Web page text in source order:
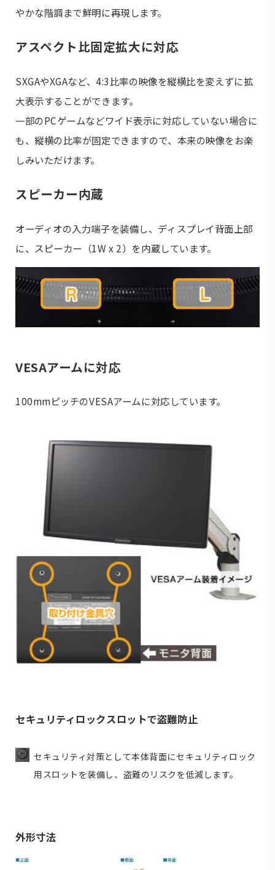
やかな階調まで鮮明に再現します。
アスペクト比固定拡大に対応
SXGAやXGAなど、4:3比率の映像を縦横比を変えずに拡
大表示することができます。
一部のPCゲームなどワイド表示に対応していない場合に
も、縦横の比率が固定できますので、本来の映像をお楽
しみいただけます。
スピーカー内蔵
オーディオの入力端子を装備し、ディスプレイ背面上部
に、スピーカー（1W x 2）を内蔵しています。
VESAアームに対応
100mmピッチのVESAアームに対応しています。
セキュリティロックスロットで盗難防止
セキュリティ対策として本体背面にセキュリティロック
用スロットを装備し、盗難のリスクを低減します。
外形寸法